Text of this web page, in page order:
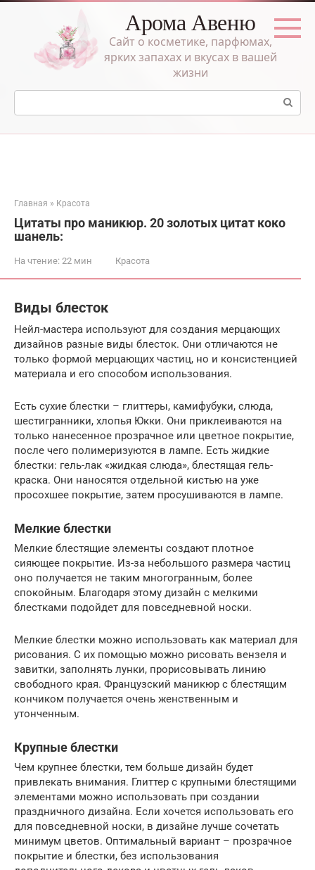
Перейти
Арома Авеню
Сайт о косметике, парфюмах,
ярких запахах и вкусах в вашей
жизни
Поиск:
Главная » Красота
Цитаты про маникюр. 20 золотых цитат коко
шанель:
На чтение: 22 мин Красота
Виды блесток
Нейл-мастера используют для создания мерцающих
дизайнов разные виды блесток. Они отличаются не
только формой мерцающих частиц, но и консистенцией
материала и его способом использования.
Есть сухие блестки – глиттеры, камифубуки, слюда,
шестигранники, хлопья Юкки. Они приклеиваются на
только нанесенное прозрачное или цветное покрытие,
после чего полимеризуются в лампе. Есть жидкие
блестки: гель-лак «жидкая слюда», блестящая гель-
краска. Они наносятся отдельной кистью на уже
просохшее покрытие, затем просушиваются в лампе.
Мелкие блестки
Мелкие блестящие элементы создают плотное
сияющее покрытие. Из-за небольшого размера частиц
оно получается не таким многогранным, более
спокойным. Благодаря этому дизайн с мелкими
блестками подойдет для повседневной носки.
Мелкие блестки можно использовать как материал для
рисования. С их помощью можно рисовать вензеля и
завитки, заполнять лунки, прорисовывать линию
свободного края. Французский маникюр с блестящим
кончиком получается очень женственным и
утонченным.
Крупные блестки
Чем крупнее блестки, тем больше дизайн будет
привлекать внимания. Глиттер с крупными блестящими
элементами можно использовать при создании
праздничного дизайна. Если хочется использовать его
для повседневной носки, в дизайне лучше сочетать
минимум цветов. Оптимальный вариант – прозрачное
покрытие и блестки, без использования